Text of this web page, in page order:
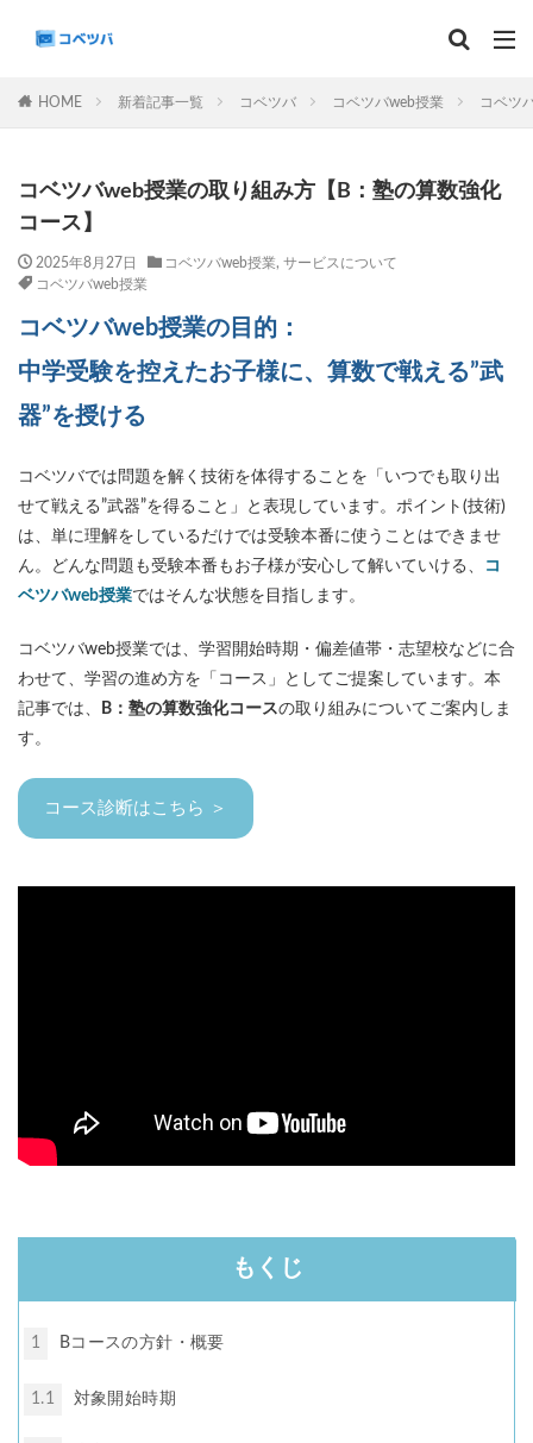
HOME 新着記事一覧 コベツバ コベツバweb授業 コベツ
コベツバweb授業の取り組み方【B：塾の算数強化
コース】
2025年8月27日 コベツバweb授業, サービスについて
コベツバweb授業
コベツバweb授業の目的：
中学受験を控えたお子様に、算数で戦える”武
器”を授ける
コベツバでは問題を解く技術を体得することを「いつでも取り出
せて戦える”武器”を得ること」と表現しています。ポイント(技術)
は、単に理解をしているだけでは受験本番に使うことはできませ
ん。どんな問題も受験本番もお子様が安心して解いていける、
コ
ベツバweb授業ではそんな状態を目指します。
コベツバweb授業では、学習開始時期・偏差値帯・志望校などに合
わせて、学習の進め方を「コース」としてご提案しています。本
記事では、
B：塾の算数強化コースの取り組みについてご案内しま
す。
コース診断はこちら ＞
もくじ
1 Bコースの方針・概要
1.1 対象開始時期
カテゴリー
タグ
算数 理科 3年生
サピックス 予習シリーズ 四谷大塚
解体新書 保存版 学習法記事 テスト速報
学習相談への回答 コベツバradio（音声コンテンツ）
各No(ナンバー)についての話 ケアレスミス
SAPIXデイリーチェック
サピックスオープン 土曜特訓
早稲アカデミーカリキュラムテスト 四谷大塚週テスト
四谷大塚公開組分けテスト 四谷大塚合不合判定テスト
夏期(7〜8月)
サピックステキスト解説・対策